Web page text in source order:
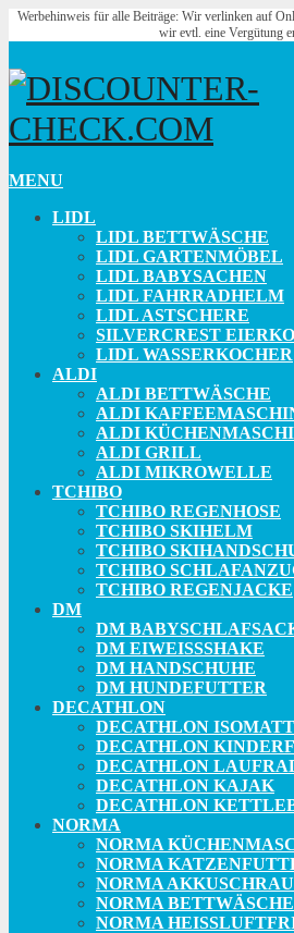
Werbehinweis für alle Beiträge: Wir verlinken auf
wir evtl. eine Vergütung
MENU
LIDL
LIDL BETTWÄSCHE
LIDL GARTENMÖBEL
LIDL BABYSACHEN
LIDL FAHRRADHELM
LIDL ASTSCHERE
SILVERCREST
LIDL WASSERKOCHER
ALDI
ALDI BETTWÄSCHE
ALDI
ALDI
ALDI GRILL
ALDI MIKROWELLE
TCHIBO
TCHIBO REGENHOSE
TCHIBO SKIHELM
TCHIBO
TCHIBO
TCHIBO REGENJACKE
DM
DM
DM EIWEISSSHAKE
DM HANDSCHUHE
DM HUNDEFUTTER
DECATHLON
DECATHLON
DECATHLON
DECATHLON
DECATHLON KAJAK
DECATHLON
NORMA
NORMA
NORMA
NORMA
NORMA BETTWÄSCHE
NORMA